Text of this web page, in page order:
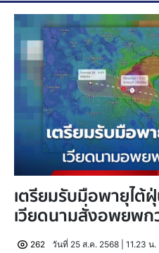
เตรียมรับมือพายุไต้
เวียดนามสั่งอพยพก
262
วันที่ 25 ส.ค. 2568 | 11.23 น.